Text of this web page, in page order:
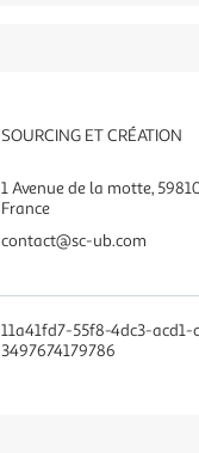
SOURCING ET CRÉATION
1 Avenue de la motte,
France
contact@sc-ub.com
11a41fd7-55f8-4dc3-
3497674179786